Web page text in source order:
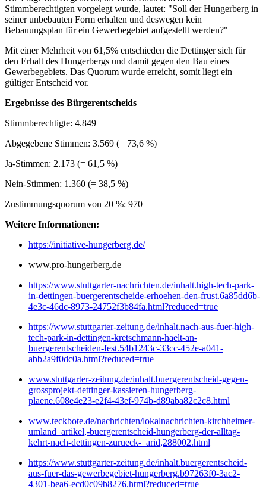
Stimmberechtigten vorgelegt wurde, lautet: "Soll der Hungerberg in
seiner unbebauten Form erhalten und deswegen kein
Bebauungsplan für ein Gewerbegebiet aufgestellt werden?"
Mit einer Mehrheit von 61,5% entschieden die Dettinger sich für
den Erhalt des Hungerbergs und damit gegen den Bau eines
Gewerbegebiets. Das Quorum wurde erreicht, somit liegt ein
gültiger Entscheid vor.
Ergebnisse des Bürgerentscheids
Stimmberechtigte: 4.849
Abgegebene Stimmen: 3.569 (= 73,6 %)
Ja-Stimmen: 2.173 (= 61,5 %)
Nein-Stimmen: 1.360 (= 38,5 %)
Zustimmungsquorum von 20 %: 970
Weitere Informationen:
https://initiative-hungerberg.de/
www.pro-hungerberg.de
https://www.stuttgarter-nachrichten.de/inhalt.high-tech-park-
in-dettingen-buergerentscheide-erhoehen-den-frust.6a85dd6b-
4e3c-46dc-8973-24752f3b84fa.html?reduced=true
https://www.stuttgarter-zeitung.de/inhalt.nach-aus-fuer-high-
tech-park-in-dettingen-kretschmann-haelt-an-
buergerentscheiden-fest.54b1243c-33cc-452e-a041-
abb2a9f0dc0a.html?reduced=true
www.stuttgarter-zeitung.de/inhalt.buergerentscheid-gegen-
grossprojekt-dettinger-kassieren-hungerberg-
plaene.608e4e23-e2f4-43ef-974b-d89aba82c2c8.html
www.teckbote.de/nachrichten/lokalnachrichten-kirchheimer-
umland_artikel,-buergerentscheid-hungerberg-der-alltag-
kehrt-nach-dettingen-zurueck-_arid,288002.html
https://www.stuttgarter-zeitung.de/inhalt.buergerentscheid-
aus-fuer-das-gewerbegebiet-hungerberg.b97263f0-3ac2-
4301-bea6-ecd0c09b8276.html?reduced=true